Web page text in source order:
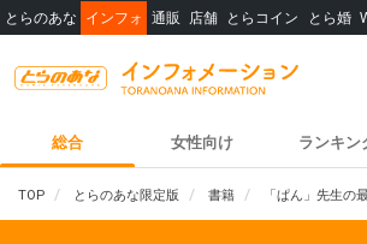
とらのあな インフォ 通販 店舗 とらコイン とら婚
総合 女性向け ランキン
TOP とらのあな限定版 書籍 「ぱん」先生の